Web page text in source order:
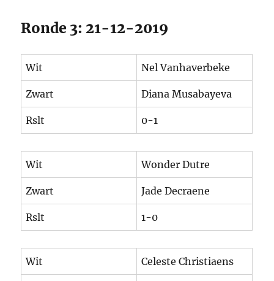
Ronde 3: 21-12-2019
Wit Nel Vanhaverbeke
Zwart Diana Musabayeva
Rslt 0-1
Wit Wonder Dutre
Zwart Jade Decraene
Rslt 1-0
Wit Celeste Christiaens